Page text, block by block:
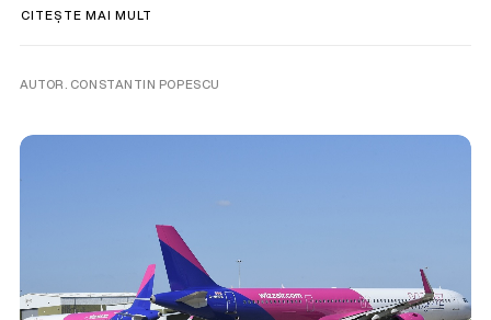
CITEȘTE MAI MULT
AUTOR. CONSTANTIN POPESCU